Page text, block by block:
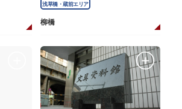
浅草橋・蔵前エリア
柳橋